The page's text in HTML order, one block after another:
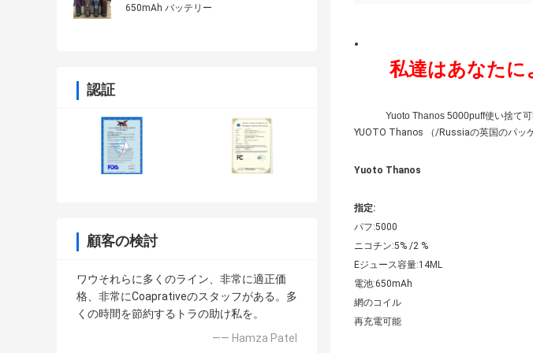
650mAh バッテリー
認証
顧客の検討
ワウそれらに多くのライン、非常に適正価
格、非常にCoaprativeのスタッフがある。多
くの時間を節約するトラの助け私を。
—— Hamza Patel
私達はあなた
Yuoto Thanos 5000puff使い捨て
YUOTO Thanos （/Russiaの英国のパッ
Yuoto Thanos
指定:
パフ:5000
ニコチン:5% /2 %
Eジュース容量:14ML
電池:650mAh
網のコイル
再充電可能